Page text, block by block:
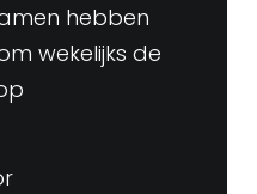
hebben
wekelijks de